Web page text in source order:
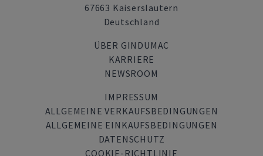
67663 Kaiserslautern
Deutschland
ÜBER GINDUMAC
KARRIERE
NEWSROOM
IMPRESSUM
ALLGEMEINE VERKAUFSBEDINGUNGEN
ALLGEMEINE EINKAUFSBEDINGUNGEN
DATENSCHUTZ
COOKIE-RICHTLINIE